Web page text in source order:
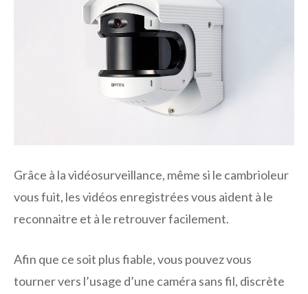
Grâce à la vidéosurveillance, même si le cambrioleur
vous fuit, les vidéos enregistrées vous aident à le
reconnaitre et à le retrouver facilement.
Afin que ce soit plus fiable, vous pouvez vous
tourner vers l’usage d’une caméra sans fil, discrète